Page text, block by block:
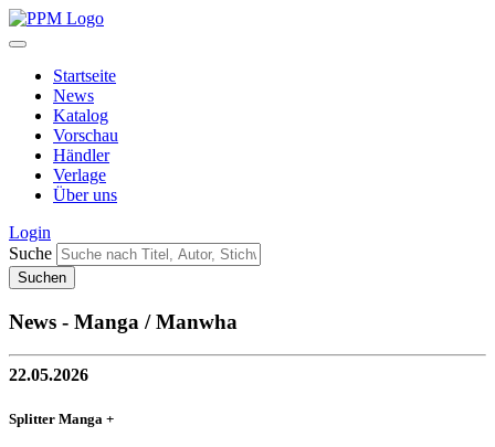
Startseite
News
Katalog
Vorschau
Händler
Verlage
Über uns
Login
Suche
News - Manga / Manwha
22.05.2026
Splitter Manga +